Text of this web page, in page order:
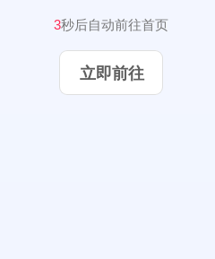
3秒后自动前往首页
立即前往